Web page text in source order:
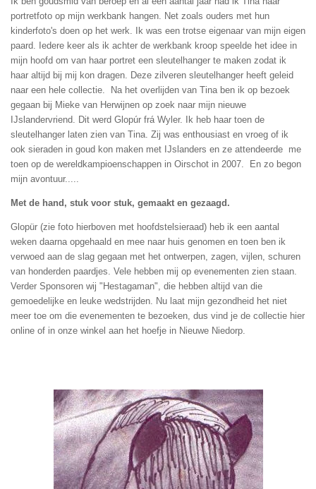
portretfoto op mijn werkbank hangen. Net zoals ouders met hun
kinderfoto's doen op het werk. Ik was een trotse eigenaar van mijn eigen
paard. Iedere keer als ik achter de werkbank kroop speelde het idee in
mijn hoofd om van haar portret een sleutelhanger te maken zodat ik
haar altijd bij mij kon dragen. Deze zilveren sleutelhanger heeft geleid
naar een hele collectie. Na het overlijden van Tina ben ik op bezoek
gegaan bij Mieke van Herwijnen op zoek naar mijn nieuwe
IJslandervriend. Dit werd Glopúr frá Wyler. Ik heb haar toen de
sleutelhanger laten zien van Tina. Zij was enthousiast en vroeg of ik
ook sieraden in goud kon maken met IJslanders en ze attendeerde me
toen op de wereldkampioenschappen in Oirschot in 2007. En zo begon
mijn avontuur.....
Met de hand, stuk voor stuk, gemaakt en gezaagd.
Glopür (zie foto hierboven met hoofdstelsieraad) heb ik een aantal
weken daarna opgehaald en mee naar huis genomen en toen ben ik
verwoed aan de slag gegaan met het ontwerpen, zagen, vijlen, schuren
van honderden paardjes. Vele hebben mij op evenementen zien staan.
Verder Sponsoren wij "Hestagaman", die hebben altijd van die
gemoedelijke en leuke wedstrijden. Nu laat mijn gezondheid het niet
meer toe om die evenementen te bezoeken, dus vind je de collectie hier
online of in onze winkel aan het hoefje in Nieuwe Niedorp.